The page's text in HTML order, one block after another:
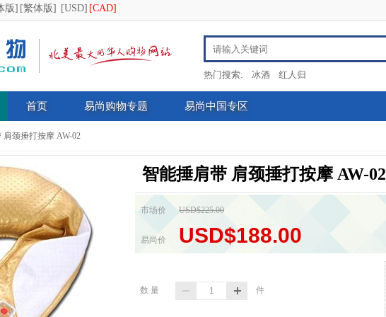
版] [繁体版] [USD] [CAD]
热门搜索: 冰酒 红人归
首页 易尚购物专题 易尚中国专区
肩颈捶打按摩 AW-02
智能捶肩带 肩颈捶打按摩 AW-02
市场价 USD$225.00
易尚价 USD$188.00
数 量 件